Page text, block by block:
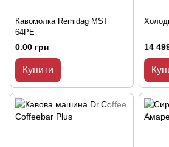
Кавомолка Remidag MST
64PE
0.00 грн
Купити
14